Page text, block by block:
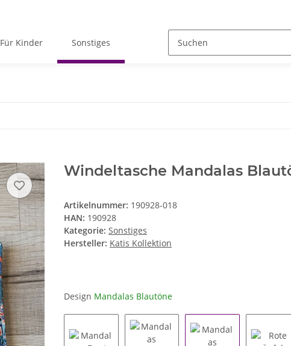
Für Kinder Sonstiges
Windeltasche Mandalas
Artikelnummer: 190928-018
HAN: 190928
Kategorie: Sonstiges
Hersteller: Katis Kollektion
Design Mandalas Blautöne